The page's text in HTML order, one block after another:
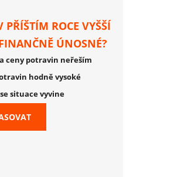
ROCE VYŠŠÍ
ÚNOSNÉ?
ceny potravin neřeším
hodně vysoké
situace vyvine